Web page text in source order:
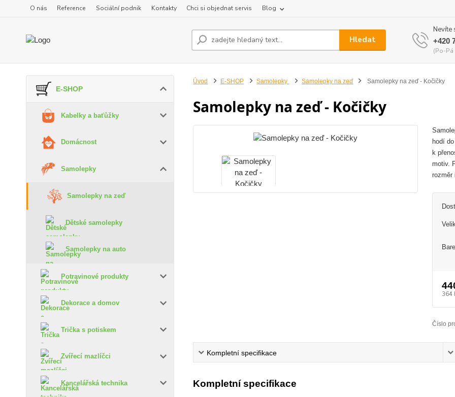
O nás Reference Sociální podnik Kontakty Chci si objednat servis Blog
Hledat
Nevíte
+420
(Po-
E-SHOP
Kabelky a baťůžky
Domácnost
Samolepky
Samolepky na zeď
Dětské samolepky
Samolepky na auto
Potravinové produkty
Dekorace a domov
Trička s potiskem
Zvířecí mazlíčci
Kancelářská technika
Úvod E-SHOP Samolepky Samolepky na zeď Samolepky na zeď - Kočičky
Samolepky na zeď - Kočičky
hodí
k
motiv.
rozměr
364
Číslo
Kompletní specifikace
Kompletní specifikace